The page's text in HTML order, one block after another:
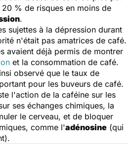
% de risques en moins de
.
sujettes à la dépression durant
n'était pas amatrices de café.
avaient déjà permis de montrer
et la consommation de café.
observé que le taux de
pour les buveurs de café.
l'action de la caféine sur les
ses échanges chimiques, la
le cerveau, et de bloquer
comme l'adénosine (qui